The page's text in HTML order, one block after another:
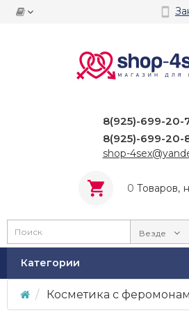
8(925)-699-20-
8(925)-699-20-
shop-
0 Tоваров,
Везде
Категории
Косметика с